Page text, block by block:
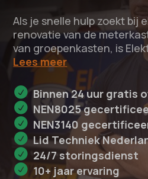
Als je snelle hulp zoekt bij
renovatie van de
van groepenkasten, is
Lees meer
Binnen 24 uur gratis
NEN8025
NEN3140
Lid Techniek
24/7 storingsdienst
10+ jaar ervaring